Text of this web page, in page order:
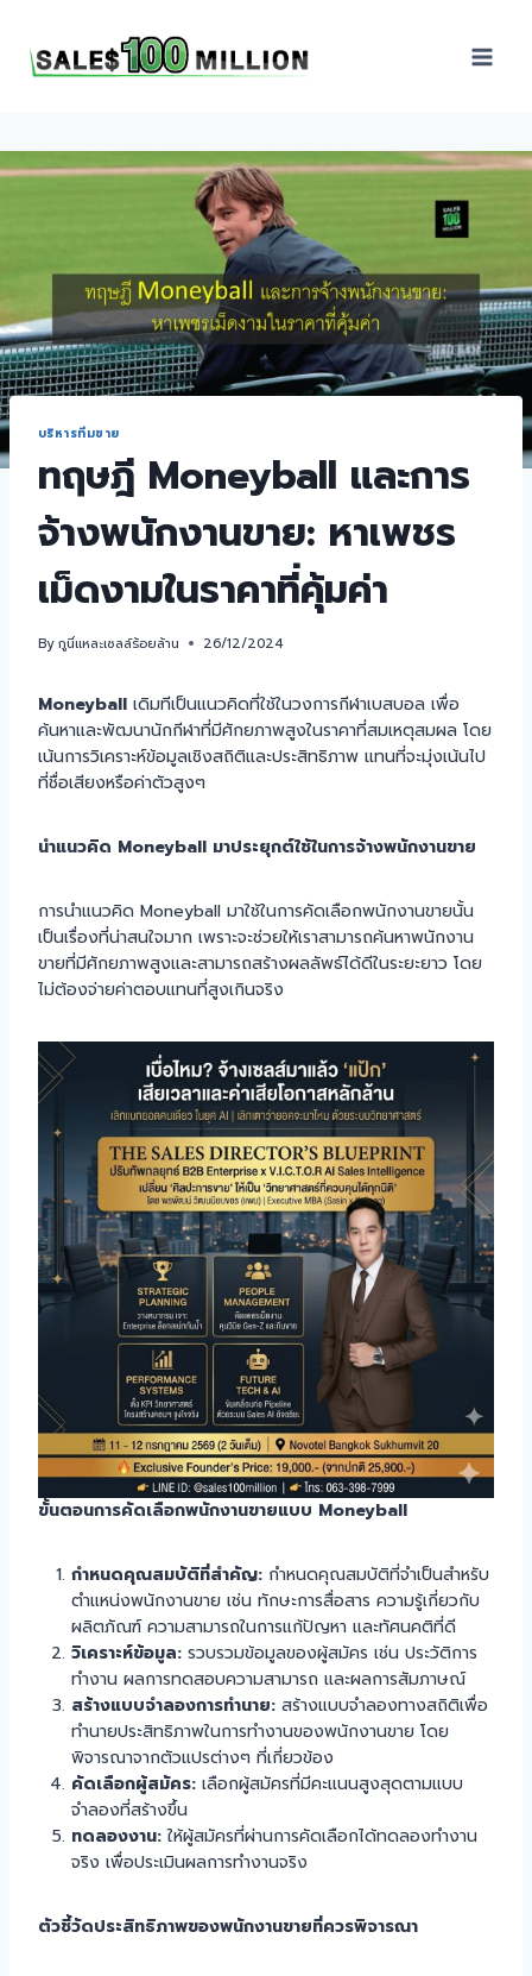
บริหารทีมขาย
ทฤษฎี Moneyball และการ
จ้างพนักงานขาย: หาเพชร
เม็ดงามในราคาที่คุ้มค่า
Byกูนี่แหละเซลล์ร้อยล้าน 26/12/2024
Moneyball เดิมทีเป็นแนวคิดที่ใช้ในวงการกีฬาเบสบอล เพื่อ
ค้นหาและพัฒนานักกีฬาที่มีศักยภาพสูงในราคาที่สมเหตุสมผล โดย
เน้นการวิเคราะห์ข้อมูลเชิงสถิติและประสิทธิภาพ แทนที่จะมุ่งเน้นไป
ที่ชื่อเสียงหรือค่าตัวสูงๆ
นำแนวคิด Moneyball มาประยุกต์ใช้ในการจ้างพนักงานขาย
การนำแนวคิด Moneyball มาใช้ในการคัดเลือกพนักงานขายนั้น
เป็นเรื่องที่น่าสนใจมาก เพราะจะช่วยให้เราสามารถค้นหาพนักงาน
ขายที่มีศักยภาพสูงและสามารถสร้างผลลัพธ์ได้ดีในระยะยาว โดย
ไม่ต้องจ่ายค่าตอบแทนที่สูงเกินจริง
ขั้นตอนการคัดเลือกพนักงานขายแบบ Moneyball
กำหนดคุณสมบัติที่สำคัญ: กำหนดคุณสมบัติที่จำเป็นสำหรับ
ตำแหน่งพนักงานขาย เช่น ทักษะการสื่อสาร ความรู้เกี่ยวกับ
ผลิตภัณฑ์ ความสามารถในการแก้ปัญหา และทัศนคติที่ดี
วิเคราะห์ข้อมูล: รวบรวมข้อมูลของผู้สมัคร เช่น ประวัติการ
ทำงาน ผลการทดสอบความสามารถ และผลการสัมภาษณ์
สร้างแบบจำลองการทำนาย: สร้างแบบจำลองทางสถิติเพื่อ
ทำนายประสิทธิภาพในการทำงานของพนักงานขาย โดย
พิจารณาจากตัวแปรต่างๆ ที่เกี่ยวข้อง
คัดเลือกผู้สมัคร: เลือกผู้สมัครที่มีคะแนนสูงสุดตามแบบ
จำลองที่สร้างขึ้น
ทดลองงาน:ให้ผู้สมัครที่ผ่านการคัดเลือกได้ทดลองทำงาน
จริง เพื่อประเมินผลการทำงานจริง
ตัวชี้วัดประสิทธิภาพของพนักงานขายที่ควรพิจารณา